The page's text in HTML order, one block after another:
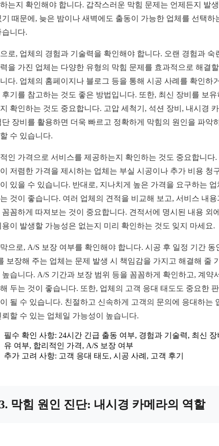
는지 확인해야 합니다. 갑작스러운 막힘 문제는 언제든지 발
기 때문에, 늦은 밤이나 새벽에도 출동이 가능한 업체를 선택하
습니다.
로, 업체의 경험과 기술력을 확인해야 합니다. 오랜 경험과 숙
을 가진 업체는 다양한 유형의 막힘 문제를 효과적으로 해결
다. 업체의 홈페이지나 블로그 등을 통해 시공 사례를 확인하
후기를 참고하는 것도 좋은 방법입니다. 또한, 최신 장비를 보유
확인하는 것도 중요합니다. 고압 세척기, 석션 장비, 내시경
단 장비를 활용하면 더욱 빠르고 정확하게 막힘의 원인을 파악
수 있습니다.
인 가격으로 서비스를 제공하는지 확인하는 것도 중요합니다.
저렴한 가격을 제시하는 업체는 부실 시공이나 추가 비용 청
있을 수 있습니다. 반대로, 지나치게 높은 가격을 요구하는 업
것이 좋습니다. 여러 업체의 견적을 비교해 보고, 서비스 내용
꼼꼼하게 따져보는 것이 중요합니다. 견적서에 명시된 내용 외
용이 발생할 가능성은 없는지 미리 확인하는 것도 잊지 마세요.
으로, A/S 보장 여부를 확인해야 합니다. 시공 후 일정 기간 동
보장해 주는 업체는 문제 발생 시 책임감을 가지고 해결해 줄
높습니다. A/S 기간과 보장 범위 등을 꼼꼼하게 확인하고, 계약
두는 것이 좋습니다. 또한, 업체의 고객 응대 태도도 중요한
될 수 있습니다. 친절하고 신속하게 고객의 문의에 응대하는
뢰할 수 있는 업체일 가능성이 높습니다.
필수 확인 사항: 24시간 긴급 출동 여부, 경험과 기술력, 최신 장
유 여부, 합리적인 가격, A/S 보장 여부
추가 고려 사항: 고객 응대 태도, 시공 사례, 고객 후기
막힘 원인 진단: 내시경 카메라의 역할